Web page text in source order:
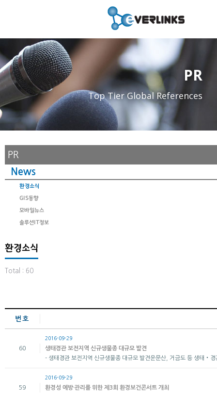
PR
Top Tier Global References
PR
News
환경소식
GIS동향
모바일뉴스
솔루션IT정보
환경소식
Total : 60
번호
60
2016-09-29
생태경관 보전지역 신규생물종 대규모 발견
- 생태경관 보전지역 신규생물종 대규모 발견​ 운문산, 거금도 등 생태‧
59
2016-09-29
환경성 예방·관리를 위한 제3회 환경보건콘서트 개최